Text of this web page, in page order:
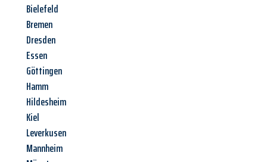
Bielefeld
Bremen
Dresden
Essen
Göttingen
Hamm
Hildesheim
Kiel
Leverkusen
Mannheim